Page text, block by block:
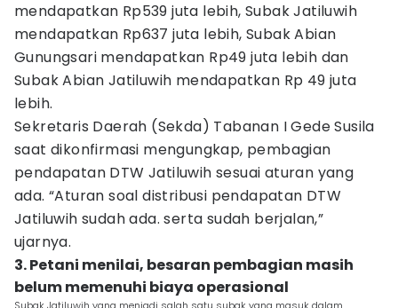
mendapatkan Rp539 juta lebih, Subak Jatiluwih
mendapatkan Rp637 juta lebih, Subak Abian
Gunungsari mendapatkan Rp49 juta lebih dan
Subak Abian Jatiluwih mendapatkan Rp 49 juta
lebih.
Sekretaris Daerah (Sekda) Tabanan I Gede Susila
saat dikonfirmasi mengungkap, pembagian
pendapatan DTW Jatiluwih sesuai aturan yang
ada. “Aturan soal distribusi pendapatan DTW
Jatiluwih sudah ada. serta sudah berjalan,”
ujarnya.
3. Petani menilai, besaran pembagian masih
belum memenuhi biaya operasional